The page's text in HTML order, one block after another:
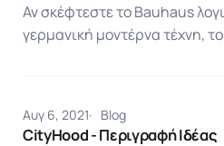
Αν σκέφτεστε το Bauhaus
γερμανική μοντέρνα τέχνη,
Αυγ 6, 2021 Blog
CityHood - Περιγραφή Ιδέας